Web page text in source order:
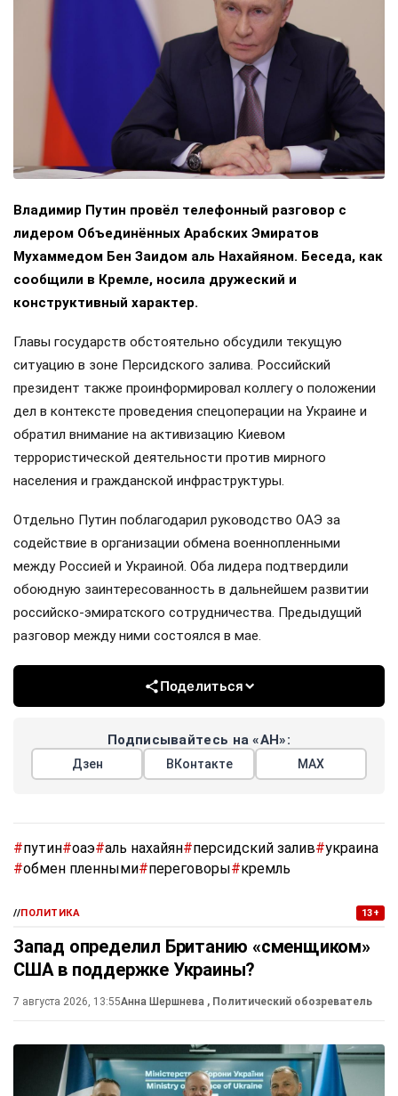
Владимир Путин провёл телефонный разговор с
лидером Объединённых Арабских Эмиратов
Мухаммедом Бен Заидом аль Нахайяном. Беседа, как
сообщили в Кремле, носила дружеский и
конструктивный характер.
Главы государств обстоятельно обсудили текущую
ситуацию в зоне Персидского залива. Российский
президент также проинформировал коллегу о положении
дел в контексте проведения спецоперации на Украине и
обратил внимание на активизацию Киевом
террористической деятельности против мирного
населения и гражданской инфраструктуры.
Отдельно Путин поблагодарил руководство ОАЭ за
содействие в организации обмена военнопленными
между Россией и Украиной. Оба лидера подтвердили
обоюдную заинтересованность в дальнейшем развитии
российско-эмиратского сотрудничества. Предыдущий
разговор между ними состоялся в мае.
Поделиться
Подписывайтесь на «АН»:
Дзен ВКонтакте МАХ
#путин#оаэ#аль нахайян#персидский залив#украина
#обмен пленными#переговоры#кремль
//ПОЛИТИКА 13+
Запад определил Британию «сменщиком»
США в поддержке Украины?
7 августа 2026, 13:55Анна Шершнева , Политический обозреватель